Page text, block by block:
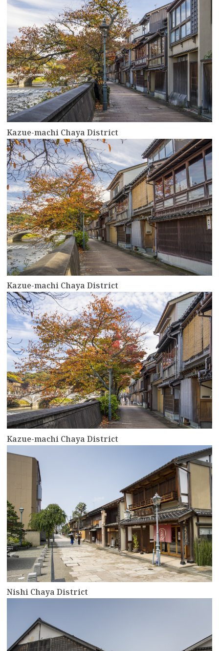
Kazue-machi Chaya District
Kazue-machi Chaya District
more
Kazue-machi Chaya District
more
Nishi Chaya District
more
more